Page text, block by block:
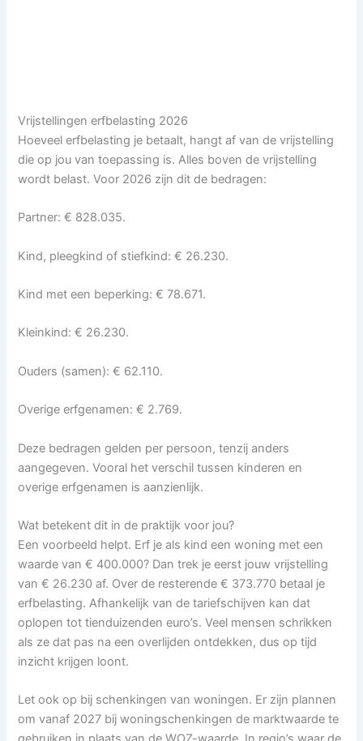
Vrijstellingen erfbelasting 2026
Hoeveel erfbelasting je betaalt, hangt af van de vrijstelling
die op jou van toepassing is. Alles boven de vrijstelling
wordt belast. Voor 2026 zijn dit de bedragen:
Partner: € 828.035.
Kind, pleegkind of stiefkind: € 26.230.
Kind met een beperking: € 78.671.
Kleinkind: € 26.230.
Ouders (samen): € 62.110.
Overige erfgenamen: € 2.769.
Deze bedragen gelden per persoon, tenzij anders
aangegeven. Vooral het verschil tussen kinderen en
overige erfgenamen is aanzienlijk.
Wat betekent dit in de praktijk voor jou?
Een voorbeeld helpt. Erf je als kind een woning met een
waarde van € 400.000? Dan trek je eerst jouw vrijstelling
van € 26.230 af. Over de resterende € 373.770 betaal je
erfbelasting. Afhankelijk van de tariefschijven kan dat
oplopen tot tienduizenden euro’s. Veel mensen schrikken
als ze dat pas na een overlijden ontdekken, dus op tijd
inzicht krijgen loont.
Let ook op bij schenkingen van woningen. Er zijn plannen
om vanaf 2027 bij woningschenkingen de marktwaarde te